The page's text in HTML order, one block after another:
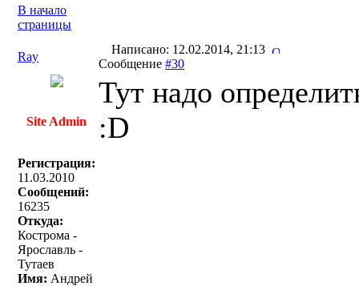
В начало
страницы
Ray
Написано: 12.02.2014, 21:13
Сообщение #30
Site Admin
Регистрация:
11.03.2010
Сообщений:
16235
Откуда:
Кострома -
Ярославль -
Тутаев
Имя: Андрей
Тут надо
:D